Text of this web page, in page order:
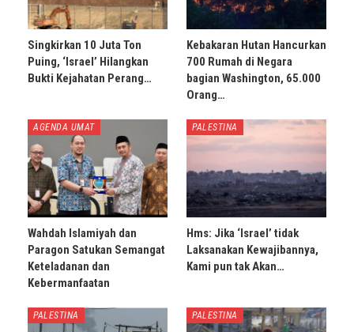
Singkirkan 10 Juta Ton
Puing, ‘Israel’ Hilangkan
Bukti Kejahatan Perang…
Kebakaran Hutan Hancurkan
700 Rumah di Negara
bagian Washington, 65.000
Orang…
AGENDA UMAT
Wahdah Islamiyah dan
Paragon Satukan Semangat
Keteladanan dan
Kebermanfaatan
PALESTINA
Hms: Jika ‘Israel’ tidak
Laksanakan Kewajibannya,
Kami pun tak Akan…
PALESTINA PALESTINA